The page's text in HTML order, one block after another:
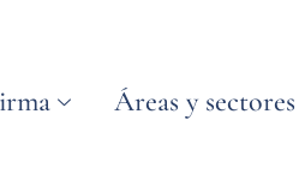
Áreas y sectores